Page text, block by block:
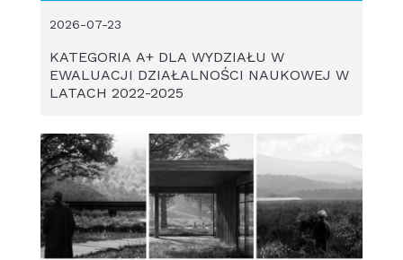
KATEGORIA A+ DLA WYDZIAŁU W
EWALUACJI DZIAŁALNOŚCI NAUKOWEJ W
LATACH 2022-2025
2026-07-23